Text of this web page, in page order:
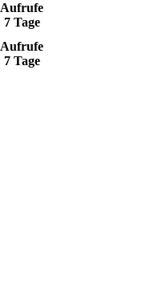
Aufrufe
7 Tage
Aufrufe
7 Tage